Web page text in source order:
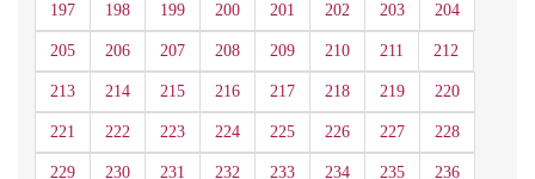
197 198 199 200 201 202 203 204
205 206 207 208 209 210 211 212
213 214 215 216 217 218 219 220
221 222 223 224 225 226 227 228
229 230 231 232 233 234 235 236